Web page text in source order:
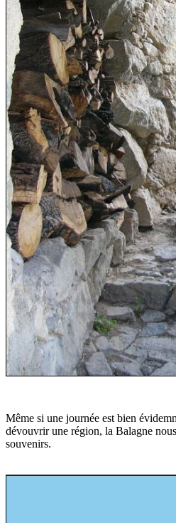
Même si une journée est bien
dévouvrir une région, la Balagne
souvenirs.